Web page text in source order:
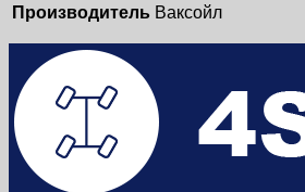
Производитель Ваксойл